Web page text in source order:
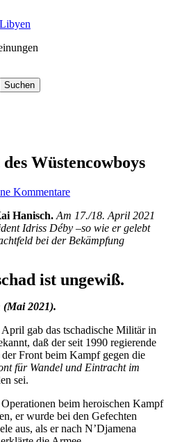
Wüstencowboys
Kommentare
Hanisch. Am 17./18. April 2021
Idriss Déby –so wie er gelebt
bei der Bekämpfung
ist ungewiß.
(Mai 2021).
gab das tschadische Militär in
daß der seit 1990 regierende
Front beim Kampf gegen die
für Wandel und Eintracht im
sei.
beim heroischen Kampf
er wurde bei den Gefechten
aus, als er nach N’Djamena